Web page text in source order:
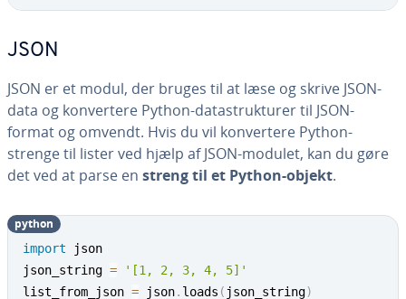
JSON
JSON er et modul, der bruges til at læse og skrive JSON-
data og kon­ver­te­re Python-da­ta­struk­tu­rer til JSON-
format og omvendt. Hvis du vil kon­ver­te­re Python-
strenge til lister ved hjælp af JSON-modulet, kan du gøre
det ved at parse en streng til et Python-objekt.
import json
json_string =
'[1, 2, 3, 4, 5]'
list_from_json = json. loads ( json_string)
python